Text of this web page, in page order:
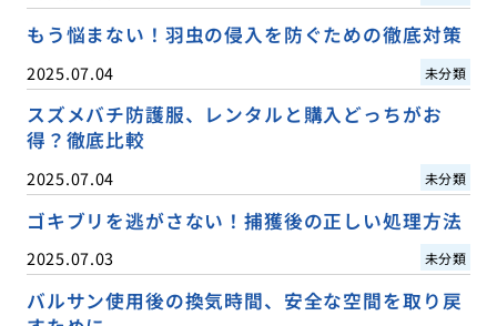
もう悩まない！羽虫の侵入を防ぐための徹底対策
2025.07.04 未分類
スズメバチ防護服、レンタルと購入どっちがお
得？徹底比較
2025.07.04 未分類
ゴキブリを逃がさない！捕獲後の正しい処理方法
2025.07.03 未分類
バルサン使用後の換気時間、安全な空間を取り戻